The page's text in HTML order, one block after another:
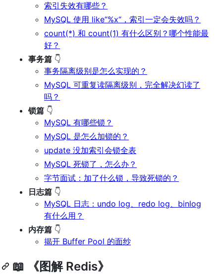
索引失效有哪些？
MySQL 使用 like“%x“，索引一定会失效吗？
count(*) 和 count(1) 有什么区别？哪个性能最
好？
事务篇 👇
事务隔离级别是怎么实现的？
MySQL 可重复读隔离级别，完全解决幻读了
吗？
锁篇 👇
MySQL 有哪些锁？
MySQL 是怎么加锁的？
update 没加索引会锁全表
MySQL 死锁了，怎么办？
字节面试：加了什么锁，导致死锁的？
日志篇 👇
MySQL 日志：undo log、redo log、binlog
有什么用？
内存篇 👇
揭开 Buffer Pool 的面纱
📖 《图解 Redis》